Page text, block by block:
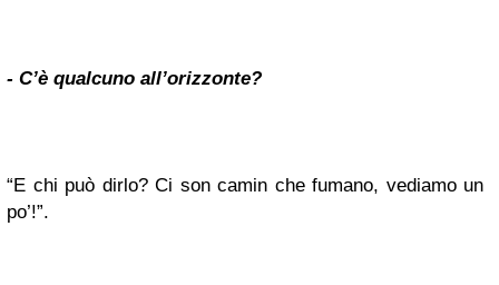
- C’è qualcuno all’orizzonte?
“E chi può dirlo? Ci son camin che fumano, vediamo un
po’!”.